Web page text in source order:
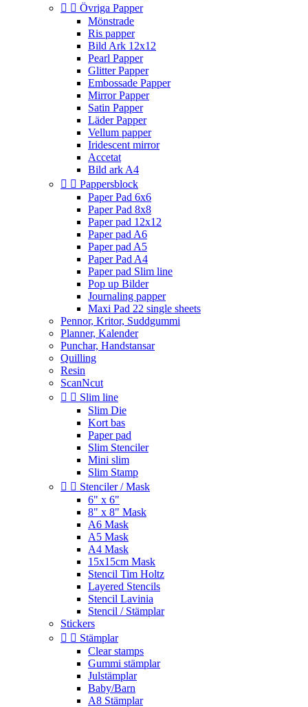
  Övriga Papper
Mönstrade
Ris papper
Bild Ark 12x12
Pearl Papper
Glitter Papper
Embossade Papper
Mirror Papper
Satin Papper
Läder Papper
Vellum papper
Iridescent mirror
Accetat
Bild ark A4
  Pappersblock
Paper Pad 6x6
Paper Pad 8x8
Paper pad 12x12
Paper pad A6
Paper pad A5
Paper Pad A4
Paper pad Slim line
Pop up Bilder
Journaling papper
Maxi Pad 22 single sheets
Pennor, Kritor, Suddgummi
Planner, Kalender
Punchar, Handstansar
Quilling
Resin
ScanNcut
  Slim line
Slim Die
Kort bas
Paper pad
Slim Stenciler
Mini slim
Slim Stamp
  Stenciler / Mask
6" x 6"
8" x 8" Mask
A6 Mask
A5 Mask
A4 Mask
15x15cm Mask
Stencil Tim Holtz
Layered Stencils
Stencil Lavinia
Stencil / Stämplar
Stickers
  Stämplar
Clear stamps
Gummi stämplar
Julstämplar
Baby/Barn
A8 Stämplar